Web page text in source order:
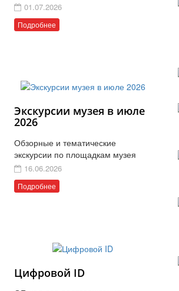
01.07.2026
Подробнее
Экскурсии музея в июле
2026
Обзорные и тематические
экскурсии по площадкам музея
16.06.2026
Подробнее
Цифровой ID